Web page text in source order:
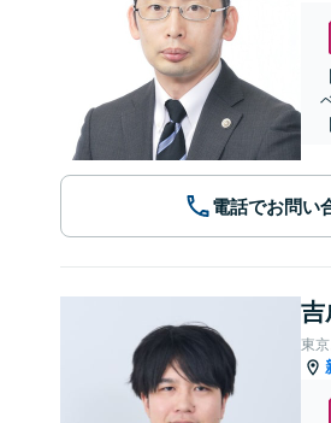
電話でお問い
吉
東